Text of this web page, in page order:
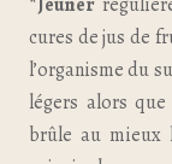
cures de jus de
l’organisme du
légers alors
brûle au mieux